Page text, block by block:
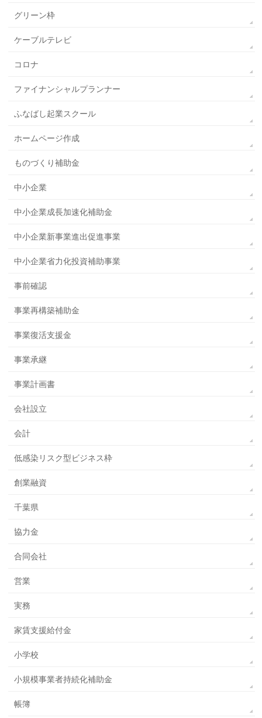
グリーン枠
ケーブルテレビ
コロナ
ファイナンシャルプランナー
ふなばし起業スクール
ホームページ作成
ものづくり補助金
中小企業
中小企業成長加速化補助金
中小企業新事業進出促進事業
中小企業省力化投資補助事業
事前確認
事業再構築補助金
事業復活支援金
事業承継
事業計画書
会社設立
会計
低感染リスク型ビジネス枠
創業融資
千葉県
協力金
合同会社
営業
実務
家賃支援給付金
小学校
小規模事業者持続化補助金
帳簿